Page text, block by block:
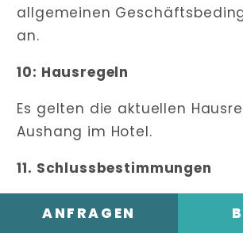
ANFRAGEN
allgemeinen
an.
10: Hausregeln
Es gelten die aktuellen
Aushang im Hotel.
11. Schlussbestimmungen
Es gilt das Recht der